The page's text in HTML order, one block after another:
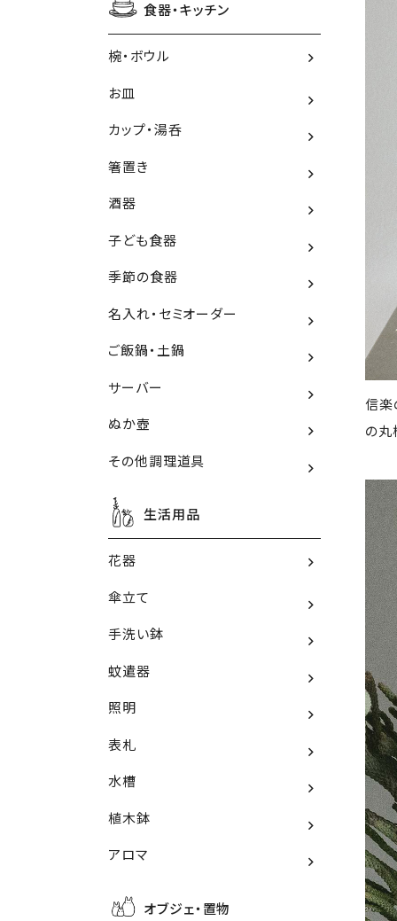
食器・キッチン
椀・ボウル
お皿
カップ・湯呑
箸置き
酒器
子ども食器
季節の食器
名入れ・セミオーダー
ご飯鍋・土鍋
サーバー
ぬか壺
その他調理道具
生活用品
花器
傘立て
手洗い鉢
蚊遣器
照明
表札
水槽
植木鉢
アロマ
オブジェ・置物
信楽
の丸